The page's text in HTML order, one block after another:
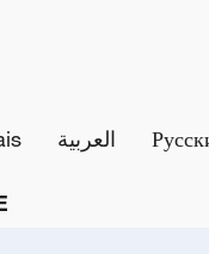
العربية